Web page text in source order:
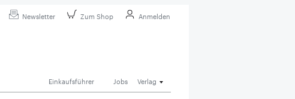
Newsletter Zum Shop Anmelden
Einkaufsführer Jobs Verlag